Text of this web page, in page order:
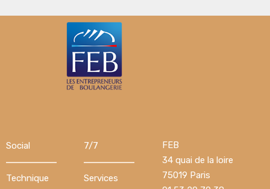
Social 7/7
FEB
34 quai de la loire
75019 Paris
Technique Services